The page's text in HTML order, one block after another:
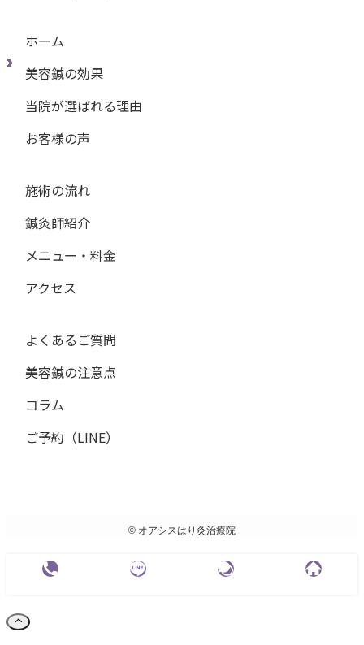
ホーム
美容鍼の効果
当院が選ばれる理由
お客様の声
施術の流れ
鍼灸師紹介
メニュー・料金
アクセス
よくあるご質問
美容鍼の注意点
コラム
ご予約（LINE）
© オアシスはり灸治療院